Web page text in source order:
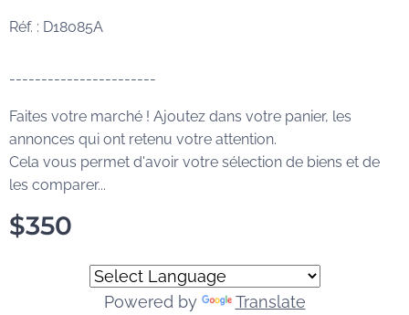
Réf. : D18085A
-----------------------
Faites votre marché ! Ajoutez dans votre panier, les
annonces qui ont retenu votre attention.
Cela vous permet d'avoir votre sélection de biens et de
les comparer...
$350
Powered by Translate